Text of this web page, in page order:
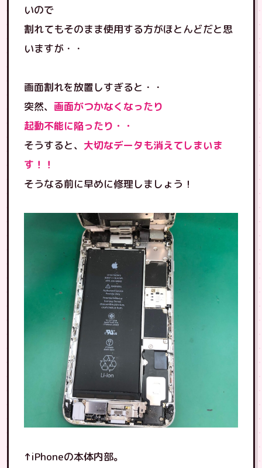
いので
割れてもそのまま使用する方がほとんどだと思
いますが・・
画面割れを放置しすぎると・・
突然、 画面がつかなくなったり
起動不能に陥ったり・・
そうすると、 大切なデータも消えてしまいま
す！！
そうなる前に早めに修理しましょう！
↑iPhoneの本体内部。